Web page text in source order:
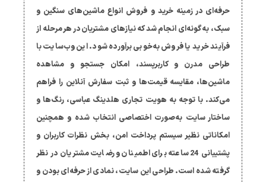
حرفه‌ای در زمینه خرید و فروش انواع ماشین‌های سنگین و
سبک، به گونه‌ای انجام شد که نیازهای مشتریان در هر مرحله از
فرآیند خرید یا فروش به‌خوبی برآورده شود. این وب‌سایت با
طراحی مدرن و کاربرپسند، امکان جستجو و مشاهده
ماشین‌ها، مقایسه قیمت‌ها و ثبت سفارش آنلاین را فراهم
می‌کند. با توجه به هویت تجاری هلدینگ عباسی، رنگ‌ها و
ساختار سایت به‌صورت اختصاصی انتخاب شده و همچنین
امکاناتی نظیر سیستم پرداخت امن، بخش نظرات کاربران و
پشتیبانی 24 ساعته برای اطمینان و رضایت مشتریان در نظر
گرفته شده است. طراحی این سایت، نمادی از حرفه‌ای بودن و